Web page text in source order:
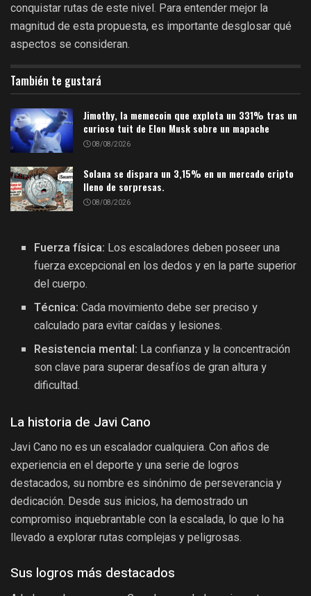
conquistar rutas de este nivel. Para entender mejor la
magnitud de esta propuesta, es importante desglosar qué
aspectos se consideran.
También te gustará
Jimothy, la memecoin que explota un 331% tras un
curioso tuit de Elon Musk sobre un mapache
08/08/2026
Solana se dispara un 3,15% en un mercado cripto
lleno de sorpresas.
08/08/2026
Fuerza física: Los escaladores deben poseer una
fuerza excepcional en los dedos y en la parte superior
del cuerpo.
Técnica: Cada movimiento debe ser preciso y
calculado para evitar caídas y lesiones.
Resistencia mental: La confianza y la concentración
son clave para superar desafíos de gran altura y
dificultad.
La historia de Javi Cano
Javi Cano no es un escalador cualquiera. Con años de
experiencia en el deporte y una serie de logros
destacados, su nombre es sinónimo de perseverancia y
dedicación. Desde sus inicios, ha demostrado un
compromiso inquebrantable con la escalada, lo que lo ha
llevado a explorar rutas complejas y peligrosas.
Sus logros más destacados